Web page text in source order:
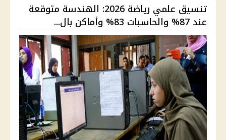
تنسيق علمي رياضة 2026: الهندسة متوقعة
عند 87% والحاسبات 83% وأماكن بال...